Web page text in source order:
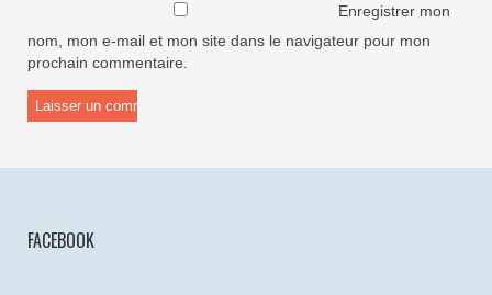
Enregistrer mon
nom, mon e-mail et mon site dans le navigateur pour mon
prochain commentaire.
FACEBOOK